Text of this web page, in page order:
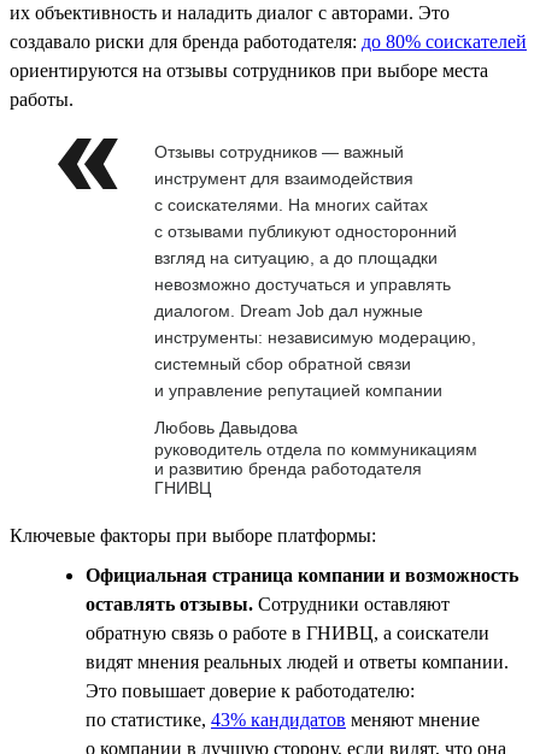
их объективность и наладить диалог с авторами. Это
создавало риски для бренда работодателя: до 80% соискателей
ориентируются на отзывы сотрудников при выборе места
работы.
Отзывы сотрудников — важный
инструмент для взаимодействия
с соискателями. На многих сайтах
с отзывами публикуют односторонний
взгляд на ситуацию, а до площадки
невозможно достучаться и управлять
диалогом. Dream Job дал нужные
инструменты: независимую модерацию,
системный сбор обратной связи
и управление репутацией компании
Любовь Давыдова
руководитель отдела по коммуникациям
и развитию бренда работодателя
ГНИВЦ
Ключевые факторы при выборе платформы:
Официальная страница компании и возможность
оставлять отзывы. Сотрудники оставляют
обратную связь о работе в ГНИВЦ, а соискатели
видят мнения реальных людей и ответы компании.
Это повышает доверие к работодателю:
по статистике, 43% кандидатов меняют мнение
о компании в лучшую сторону, если видят, что она